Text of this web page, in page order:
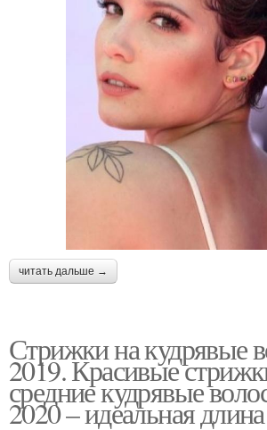
читать дальше →
Стрижки на кудрявые
2019. Красивые
средние кудрявые
2020 – идеальная